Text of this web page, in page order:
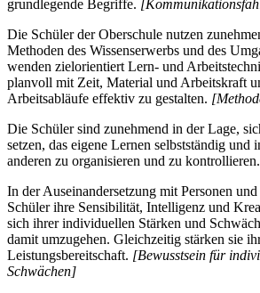
grundlegende Begriffe.
Die Schüler der Oberschule nutzen
Methoden des Wissenserwerbs und des
wenden zielorientiert Lern- und
planvoll mit Zeit, Material und Arbeitskraft
Arbeitsabläufe effektiv zu gestalten.
Die Schüler sind zunehmend in der Lage,
setzen, das eigene Lernen selbstständig und
anderen zu organisieren und zu kontrollieren.
In der Auseinandersetzung mit Personen
Schüler ihre Sensibilität, Intelligenz und
sich ihrer individuellen Stärken und
damit umzugehen. Gleichzeitig stärken sie
Leistungsbereitschaft. [Bewusstsein für
Schwächen]